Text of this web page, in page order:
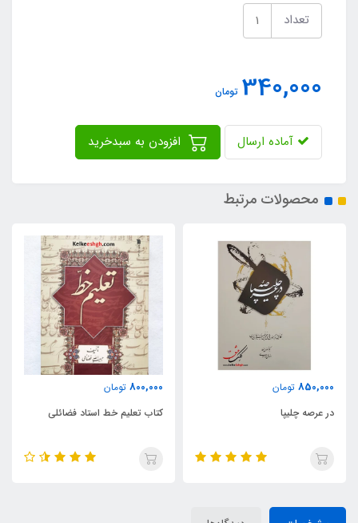
تعداد
340,000 تومان
آماده ارسال
محصولات مرتبط
800,000
کتاب تعلیم خط استاد فضائلی
550,000
کتاب ادب التعلیم: در شرح
خوشنویسی